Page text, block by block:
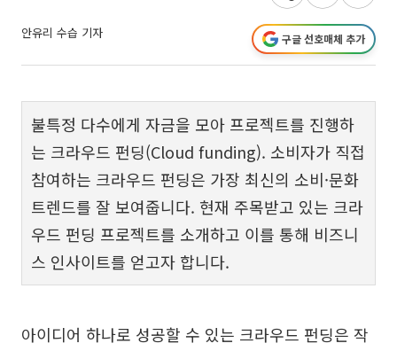
안유리 수습 기자 구글 선호매체 추가
불특정 다수에게 자금을 모아 프로젝트를 진행하
는 크라우드 펀딩(Cloud funding). 소비자가 직접
참여하는 크라우드 펀딩은 가장 최신의 소비·문화
트렌드를 잘 보여줍니다. 현재 주목받고 있는 크라
우드 펀딩 프로젝트를 소개하고 이를 통해 비즈니
스 인사이트를 얻고자 합니다.
아이디어 하나로 성공할 수 있는 크라우드 펀딩은 작